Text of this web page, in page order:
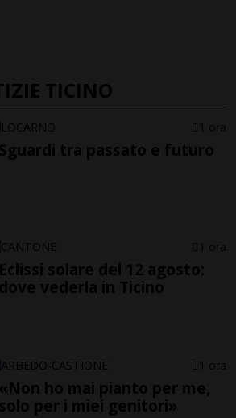
TICINO
LOCARNO 1 ora
Sguardi tra passato e futuro
CANTONE 1 ora
Eclissi solare del 12 agosto:
dove vederla in Ticino
ARBEDO-CASTIONE 1 ora
«Non ho mai pianto per me,
solo per i miei genitori»